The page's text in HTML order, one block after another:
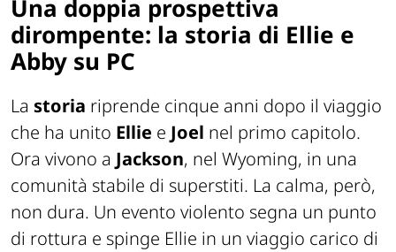
Una doppia prospettiva
dirompente: la storia di Ellie e
Abby su PC
La storia riprende cinque anni dopo il viaggio
che ha unito Ellie e Joel nel primo capitolo.
Ora vivono a Jackson, nel Wyoming, in una
comunità stabile di superstiti. La calma, però,
non dura. Un evento violento segna un punto
di rottura e spinge Ellie in un viaggio carico di